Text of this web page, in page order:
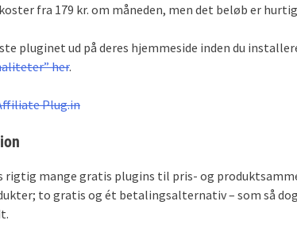
fra 179 kr. om måneden, men det beløb er
pluginet ud på deres hjemmeside inden du
her.
Plug.in
rigtig mange gratis plugins til pris- og
to gratis og ét betalingsalternativ – som så